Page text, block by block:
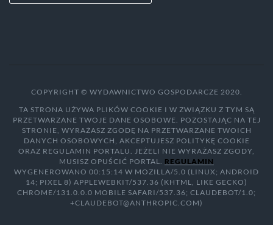
COPYRIGHT © WYDAWNICTWO GOSPODARCZE 2020.
TA STRONA UŻYWA PLIKÓW COOKIE I W ZWIĄZKU Z TYM SĄ
PRZETWARZANE TWOJE DANE OSOBOWE. POZOSTAJĄC NA TEJ
STRONIE, WYRAŻASZ ZGODĘ NA PRZETWARZANE TWOICH
DANYCH OSOBOWYCH, AKCEPTUJESZ POLITYKĘ COOKIE
ORAZ REGULAMIN PORTALU. JEŻELI NIE WYRAŻASZ ZGODY,
MUSISZ OPUŚCIĆ PORTAL. REGULAMIN
WYGENEROWANO 00:15:14 W MOZILLA/5.0 (LINUX; ANDROID
14; PIXEL 8) APPLEWEBKIT/537.36 (KHTML, LIKE GECKO)
CHROME/131.0.0.0 MOBILE SAFARI/537.36; CLAUDEBOT/1.0;
+CLAUDEBOT@ANTHROPIC.COM)